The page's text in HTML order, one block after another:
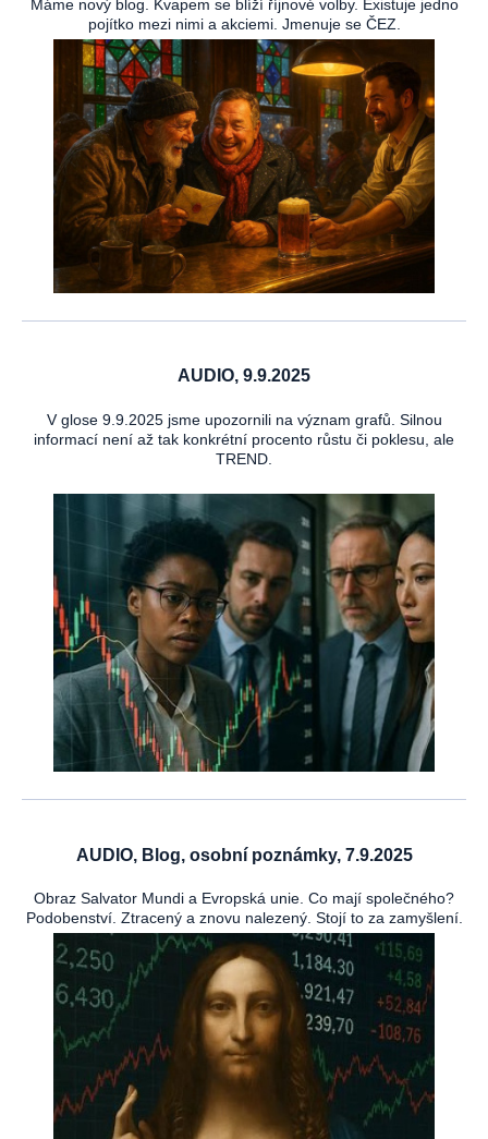
Máme nový blog. Kvapem se blíží říjnové volby. Existuje jedno
pojítko mezi nimi a akciemi. Jmenuje se ČEZ.
AUDIO, 9.9.2025
V glose 9.9.2025 jsme upozornili na význam grafů. Silnou
informací není až tak konkrétní procento růstu či poklesu, ale
TREND.
AUDIO, Blog, osobní poznámky, 7.9.2025
Obraz Salvator Mundi a Evropská unie. Co mají společného?
Podobenství. Ztracený a znovu nalezený. Stojí to za zamyšlení.